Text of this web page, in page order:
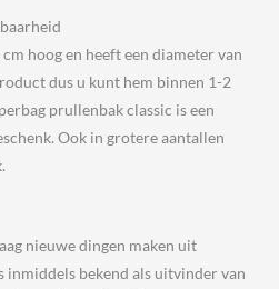
hoog en heeft een diameter van
dus u kunt hem binnen 1-2
prullenbak classic is een
Ook in grotere aantallen
nieuwe dingen maken uit
inmiddels bekend als uitvinder van